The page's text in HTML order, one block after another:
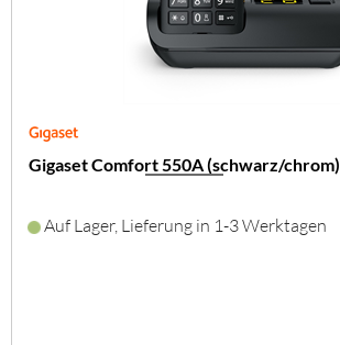
Gigaset Comfort 550A (schwarz/chrom)
Auf Lager, Lieferung in 1-3 Werktagen